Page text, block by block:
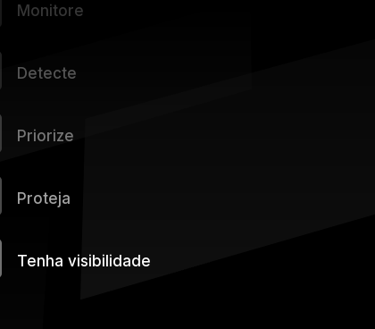
Monitore
Detecte
Priorize
Proteja
Tenha visibilidade